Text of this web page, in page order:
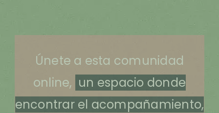
Únete a esta comunidad
online, un espacio donde
encontrar el acompañamiento,